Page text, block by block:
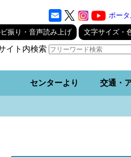
ポー
ビ振り・音声読み上げ 文字サイズ・
イト内検索
センターより 交通・